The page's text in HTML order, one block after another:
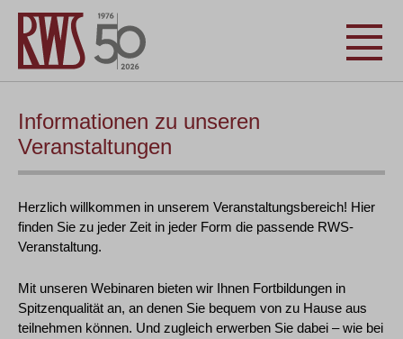
Informationen zu unseren
Veranstaltungen
Herzlich willkommen in unserem Veranstaltungsbereich! Hier
finden Sie zu jeder Zeit in jeder Form die passende RWS-
Veranstaltung.
Mit unseren Webinaren bieten wir Ihnen Fortbildungen in
Spitzenqualität an, an denen Sie bequem von zu Hause aus
teilnehmen können. Und zugleich erwerben Sie dabei – wie bei